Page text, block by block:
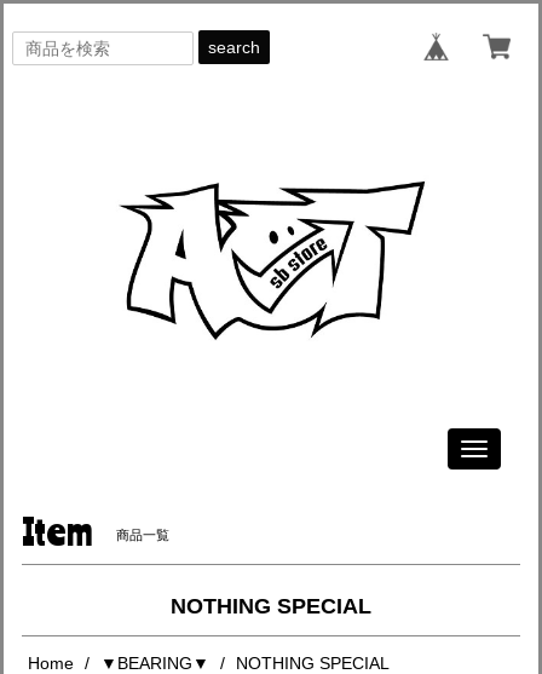
search
Toggle
Item 商品一覧
NOTHING SPECIAL
Home ▼BEARING▼ NOTHING SPECIAL